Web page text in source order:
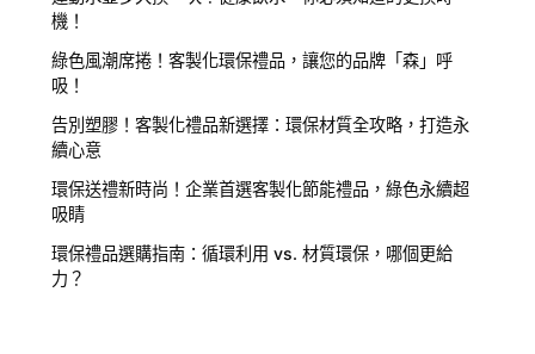
機！
綠色風潮席捲！客製化環保禮品，讓您的品牌「森」呼
吸！
告別塑膠！客製化禮品新選擇：環保材質全攻略，打造永
續心意
環保送禮新時尚！企業首選客製化節能禮品，綠色永續超
吸睛
環保禮品選購指南：循環利用 vs. 材質環保，哪個更給
力？